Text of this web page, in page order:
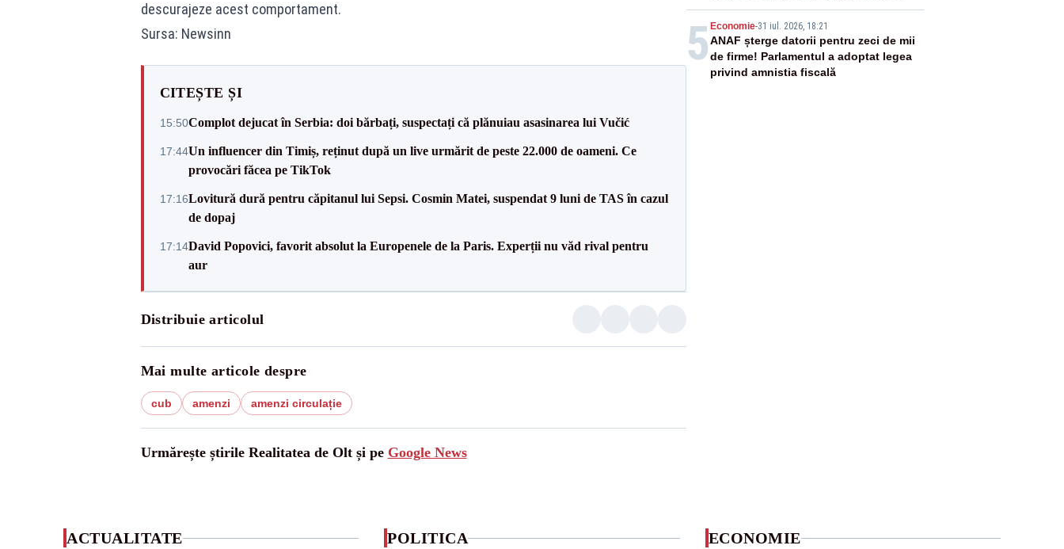
descurajeze acest comportament.
Sursa: Newsinn
CITEȘTE ȘI
15:50Complot dejucat în Serbia: doi bărbați, suspectați că plănuiau asasinarea lui Vučić
17:44Un influencer din Timiș, reținut după un live urmărit de peste 22.000 de oameni. Ce
provocări făcea pe TikTok
17:16Lovitură dură pentru căpitanul lui Sepsi. Cosmin Matei, suspendat 9 luni de TAS în cazul
de dopaj
17:14David Popovici, favorit absolut la Europenele de la Paris. Experții nu văd rival pentru
aur
Distribuie articolul
Mai multe articole despre
cub amenzi amenzi circulație
Urmărește știrile Realitatea de Olt și pe Google News
5 Economie-31 iul. 2026, 18:21
ANAF șterge datorii pentru zeci de mii
de firme! Parlamentul a adoptat legea
privind amnistia fiscală
ACTUALITATE POLITICA ECONOMIE